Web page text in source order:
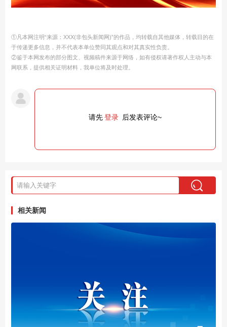
①凡本网注明“来源：XXX(非包头新闻网)”的作品，均转载自其他媒体，转载目的在
于传递更多信息，并不代表本单位赞同其观点和对其真实性负责。
②鉴于本网发布的部分图文、视频稿件来源于网络，如有侵权请著作权人主动与本
网联系，提供相关证明材料，我单位将及时处理。
请先登录 后发表评论~
相关新闻